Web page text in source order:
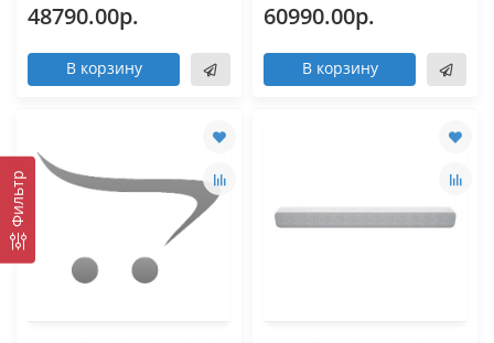
48790.00р.
В корзину
60990.00р.
В корзину
Фильтр